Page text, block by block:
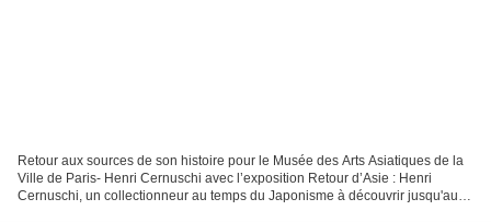
Retour aux sources de son histoire pour le Musée des Arts Asiatiques de la
Ville de Paris- Henri Cernuschi avec l’exposition Retour d’Asie : Henri
Cernuschi, un collectionneur au temps du Japonisme à découvrir jusqu'au 4